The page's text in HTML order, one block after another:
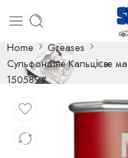
Home
Greases
Сульфонатне Кальцієве
150589#